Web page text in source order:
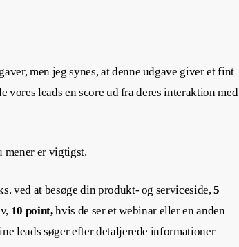
men jeg synes, at denne udgave giver et fint
leads en score ud fra deres interaktion med
mener er vigtigst.
ved at besøge din produkt- og serviceside,5
10 point,hvis de ser et webinar eller en anden
leads søger efter detaljerede informationer